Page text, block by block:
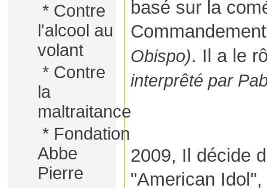
* Contre
l'alcool au
volant
* Contre
la
maltraitance
* Fondation
Abbe
Pierre
basé sur la
Obispo). Il a le
interprêté par
2009, Il décide
"American Idol",